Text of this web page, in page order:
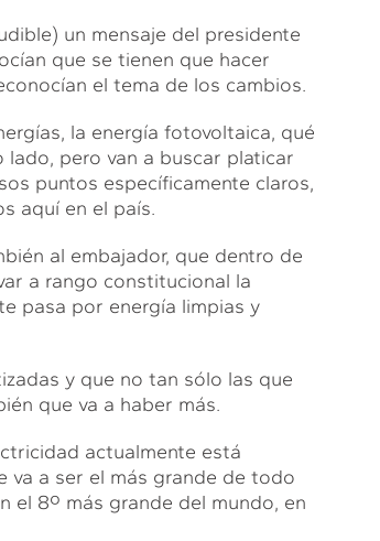
un mensaje del presidente
que se tienen que hacer
el tema de los cambios.
la energía fotovoltaica, qué
pero van a buscar platicar
puntos específicamente claros,
aquí en el país.
al embajador, que dentro de
a rango constitucional la
pasa por energía limpias y
y que no tan sólo las que
que va a haber más.
actualmente está
va a ser el más grande de todo
el 8º más grande del mundo, en